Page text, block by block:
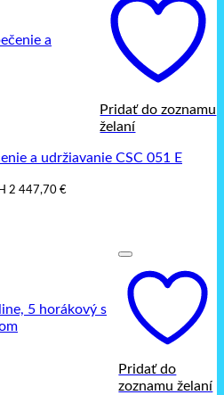
Pridať do zoznamu
želaní
a udržiavanie CSC 051 E
2 447,70 €
Pridať do
zoznamu želaní